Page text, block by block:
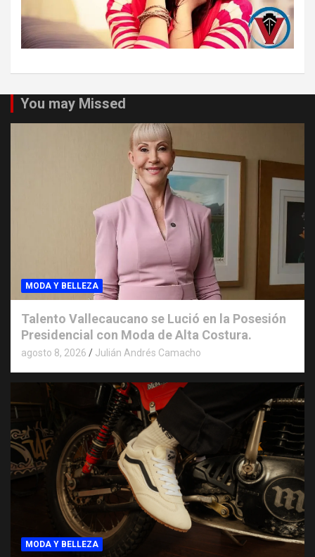
You may Missed
MODA Y BELLEZA
Talento Vallecaucano se Lució en la Posesión
Presidencial con Moda de Alta Costura.
agosto 8, 2026 Julián Andrés Camacho
MODA Y BELLEZA